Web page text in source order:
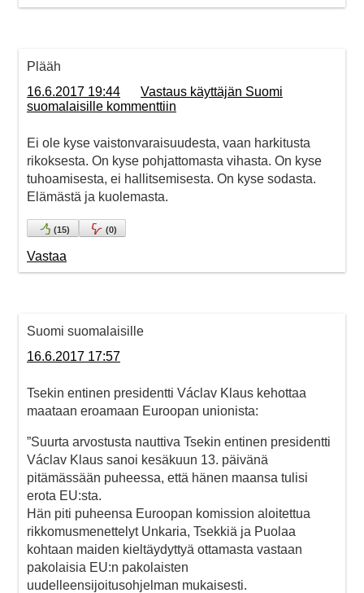
Plääh
16.6.2017 19:44
Vastaus käyttäjän Suomi
suomalaisille kommenttiin
Ei ole kyse vaistonvaraisuudesta, vaan harkitusta
rikoksesta. On kyse pohjattomasta vihasta. On kyse
tuhoamisesta, ei hallitsemisesta. On kyse sodasta.
Elämästä ja kuolemasta.
(15) (0)
Vastaa
Suomi suomalaisille
16.6.2017 17:57
Tsekin entinen presidentti Václav Klaus kehottaa
maataan eroamaan Euroopan unionista:
”Suurta arvostusta nauttiva Tsekin entinen presidentti
Václav Klaus sanoi kesäkuun 13. päivänä
pitämässään puheessa, että hänen maansa tulisi
erota EU:sta.
Hän piti puheensa Euroopan komission aloitettua
rikkomusmenettelyt Unkaria, Tsekkiä ja Puolaa
kohtaan maiden kieltäydyttyä ottamasta vastaan
pakolaisia EU:n pakolaisten
uudelleensijoitusohjelman mukaisesti.